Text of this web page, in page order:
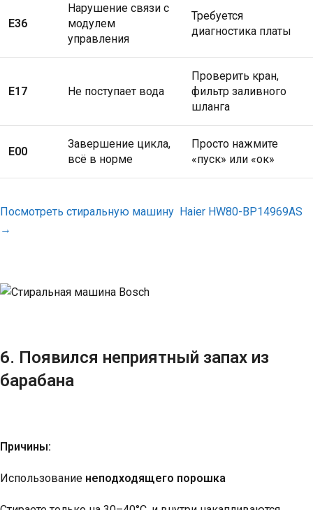
E36
Нарушение связи с
модулем
управления
Требуется
диагностика платы
E17 Не поступает вода
Проверить кран,
фильтр заливного
шланга
E00
Завершение цикла,
всё в норме
Просто нажмите
«пуск» или «ок»
Посмотреть cтиральную машину Haier HW80-BP14969AS
→
6. Появился неприятный запах из
барабана
Причины:
Использование неподходящего порошка